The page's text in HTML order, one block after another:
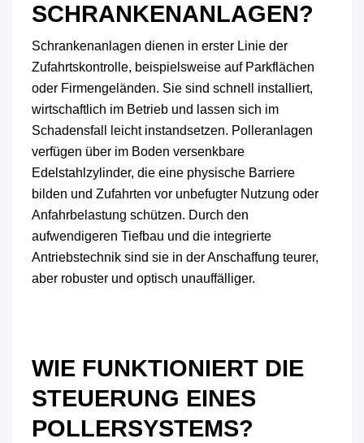
SCHRANKENANLAGEN?
Schrankenanlagen dienen in erster Linie der
Zufahrtskontrolle, beispielsweise auf Parkflächen
oder Firmengeländen. Sie sind schnell installiert,
wirtschaftlich im Betrieb und lassen sich im
Schadensfall leicht instandsetzen. Polleranlagen
verfügen über im Boden versenkbare
Edelstahlzylinder, die eine physische Barriere
bilden und Zufahrten vor unbefugter Nutzung oder
Anfahrbelastung schützen. Durch den
aufwendigeren Tiefbau und die integrierte
Antriebstechnik sind sie in der Anschaffung teurer,
aber robuster und optisch unauffälliger.
WIE FUNKTIONIERT DIE
STEUERUNG EINES
POLLERSYSTEMS?